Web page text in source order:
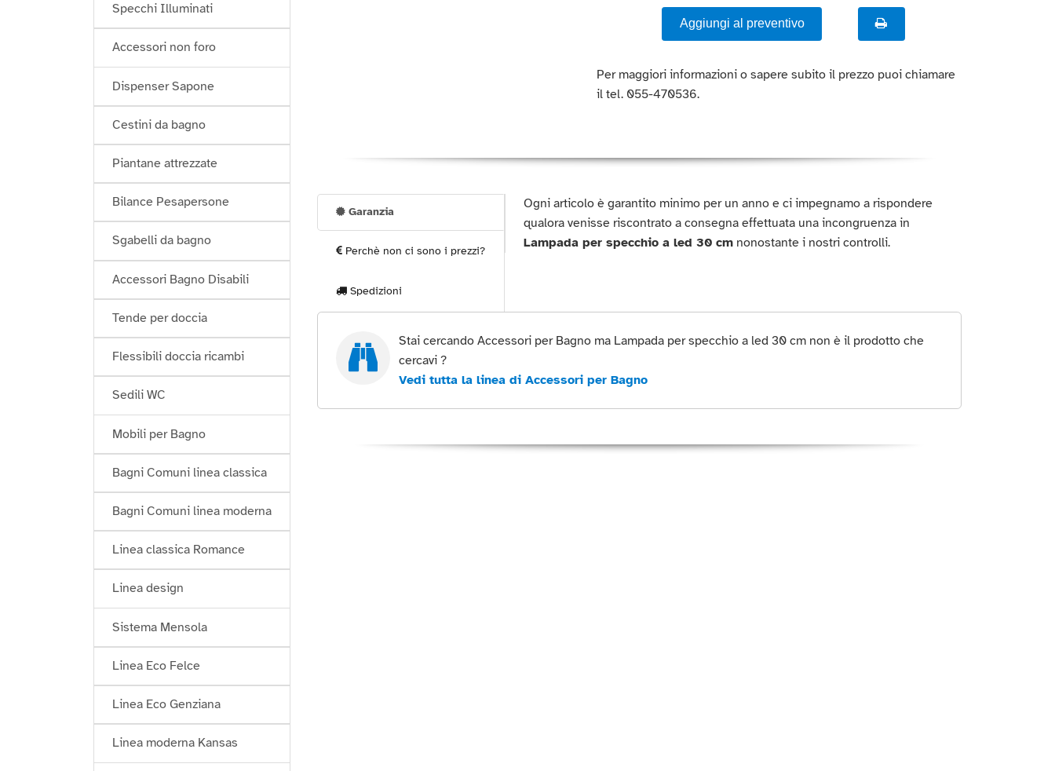
Specchi Illuminati
Accessori non foro
Dispenser Sapone
Cestini da bagno
Piantane attrezzate
Bilance Pesapersone
Sgabelli da bagno
Accessori Bagno Disabili
Tende per doccia
Flessibili doccia ricambi
Sedili WC
Mobili per Bagno
Bagni Comuni linea classica
Bagni Comuni linea moderna
Linea classica Romance
Linea design
Sistema Mensola
Linea Eco Felce
Linea Eco Genziana
Linea moderna Kansas
Aggiungi al preventivo
Per maggiori informazioni o sapere subito il prezzo puoi chiamare
il tel. 055-470536.
Garanzia
Perchè non ci sono i prezzi?
Spedizioni
Ogni articolo è garantito minimo per un anno e ci impegnamo a rispondere
qualora venisse riscontrato a consegna effettuata una incongruenza in
Lampada per specchio a led 30 cm nonostante i nostri controlli.
Stai cercando Accessori per Bagno ma Lampada per specchio a led 30 cm non è il prodotto che
cercavi ?
Vedi tutta la linea di Accessori per Bagno